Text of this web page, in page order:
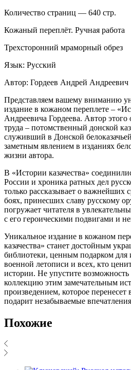
Количество страниц — 640 стр.
Кожаный переплёт. Ручная работа
Трехсторонний мраморный обрез
Язык: Русский
Автор: Гордеев Андрей Андреевич
Представляем вашему вниманию
издание в кожаном переплете –
Андреевича Гордеева. Автор
труда – потомственный донской
служивший в Донской
заметным явлением в изданиях
жизни автора.
В «Истории казачества»
России и хроника ратных дел
только рассказывает о важнейших
боях, принесших славу русскому
погружает читателя в
с его героическими подвигами и
Уникальное издание в кожаном
казачества» станет достойным
библиотеки, ценным подарком для
военной летописи и всех, кто
истории. Не упустите возможность
коллекцию этим замечательным
произведением, которое
подарит незабываемые
Похожие